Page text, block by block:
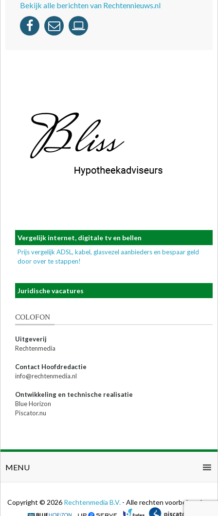
Bekijk alle berichten van Rechtennieuws.nl
Vergelijk internet, digitale tv en bellen
Prijs vergelijk ADSL, kabel, glasvezel aanbieders en bespaar geld
door over te stappen!
Juridische vacatures
COLOFON
Uitgeverij
Rechtenmedia
Contact Hoofdredactie
info@rechtenmedia.nl
Ontwikkeling en technische realisatie
Blue Horizon
Piscator.nu
MENU
Copyright © 2026 Rechtenmedia B.V. - Alle rechten voorbehouden.